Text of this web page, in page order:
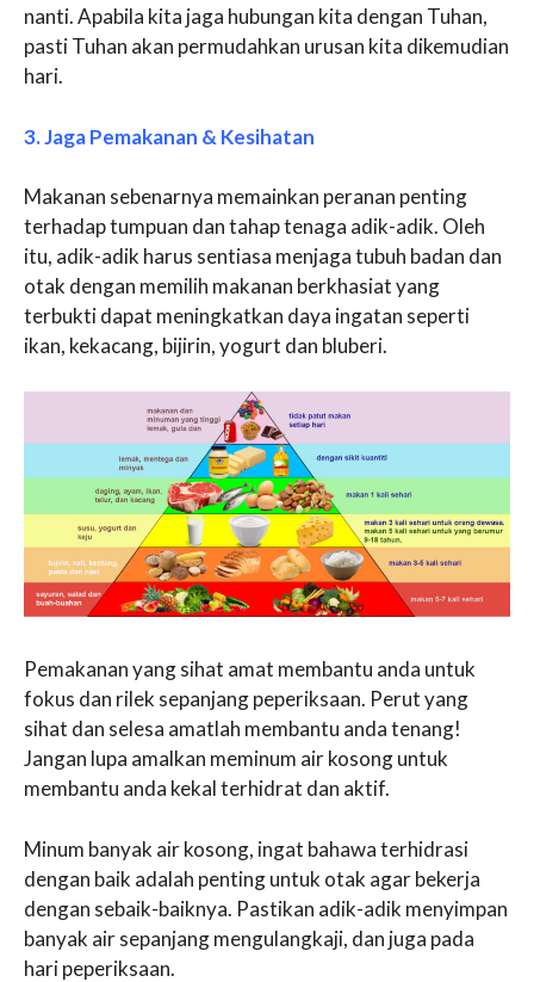
nanti. Apabila kita jaga hubungan kita dengan Tuhan,
pasti Tuhan akan permudahkan urusan kita dikemudian
hari.
3. Jaga Pemakanan & Kesihatan
Makanan sebenarnya memainkan peranan penting
terhadap tumpuan dan tahap tenaga adik-adik. Oleh
itu, adik-adik harus sentiasa menjaga tubuh badan dan
otak dengan memilih makanan berkhasiat yang
terbukti dapat meningkatkan daya ingatan seperti
ikan, kekacang, bijirin, yogurt dan bluberi.
Pemakanan yang sihat amat membantu anda untuk
fokus dan rilek sepanjang peperiksaan. Perut yang
sihat dan selesa amatlah membantu anda tenang!
Jangan lupa amalkan meminum air kosong untuk
membantu anda kekal terhidrat dan aktif.
Minum banyak air kosong, ingat bahawa terhidrasi
dengan baik adalah penting untuk otak agar bekerja
dengan sebaik-baiknya. Pastikan adik-adik menyimpan
banyak air sepanjang mengulangkaji, dan juga pada
hari peperiksaan.